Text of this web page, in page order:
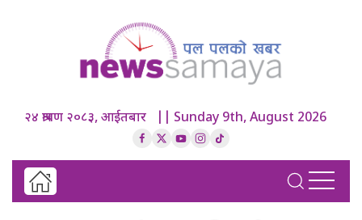
२४ श्रावण २०८३, आईतबार || Sunday 9th, August 2026